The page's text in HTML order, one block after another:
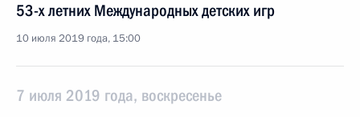
53-х летних Международных детских игр
10 июля 2019 года, 15:00
7 июля 2019 года, воскресенье